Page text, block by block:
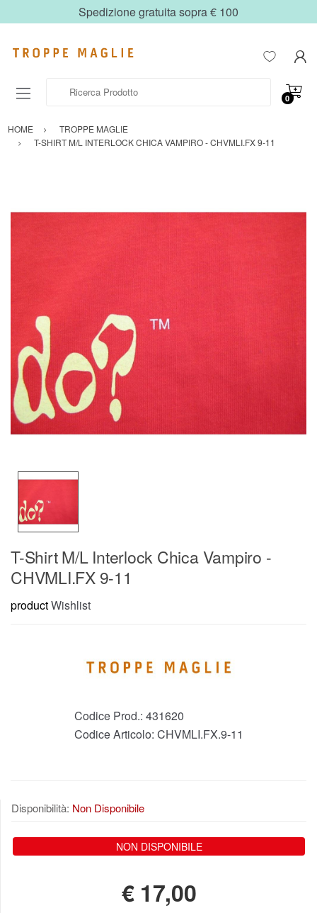
Spedizione gratuita sopra € 100
0
HOME
TROPPE MAGLIE
T-SHIRT M/L INTERLOCK CHICA VAMPIRO - CHVMLI.FX 9-11
T-Shirt M/L Interlock Chica Vampiro -
CHVMLI.FX 9-11
productWishlist
Codice Prod.: 431620
Codice Articolo: CHVMLI.FX.9-11
Disponibilità: Non Disponibile
NON DISPONIBILE
€ 17,00